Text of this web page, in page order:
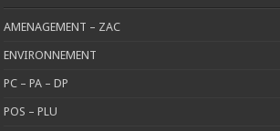
AMENAGEMENT – ZAC
ENVIRONNEMENT
PC – PA – DP
POS – PLU